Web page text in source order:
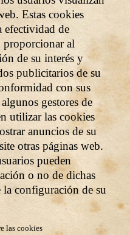
Estas cookies
efectividad de
proporcionar al
de su interés y
publicitarios de su
con sus
gestores de
utilizar las cookies
anuncios de su
otras páginas web.
pueden
o no de dichas
la configuración de su
las cookies